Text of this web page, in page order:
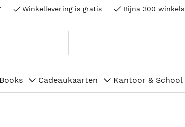
Winkellevering is gratis Bijna 300 winkels
Cadeaukaarten Kantoor & School